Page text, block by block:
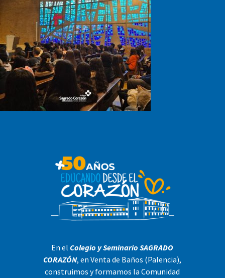
En el Colegio y Seminario SAGRADO
CORAZÓN, en Venta de Baños (Palencia),
construimos y formamos la Comunidad